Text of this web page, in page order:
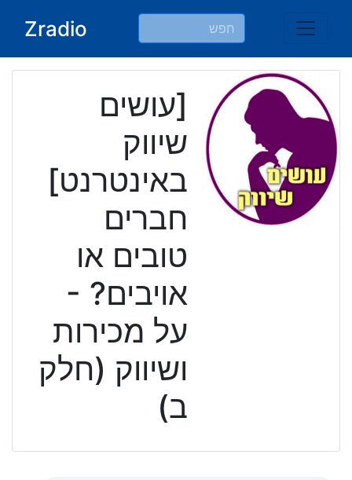
Zradio
[עושים
שיווק
באינטרנט]
חברים
טובים או
אויבים? -
על מכירות
ושיווק (חלק
ב)